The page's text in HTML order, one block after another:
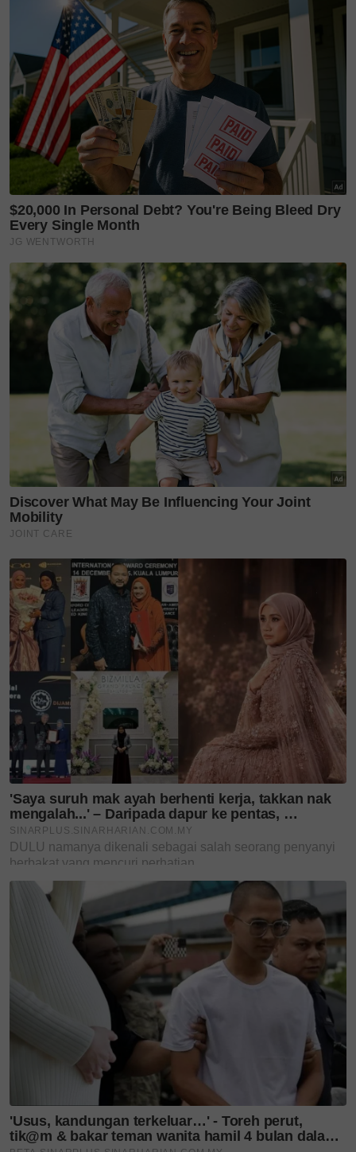
menjalankan operasi evakuasi di sekitar lokasi
kejadian.
Diharapkan tiada korban jiwa dalam insiden
tersebut.
Layari portal SinarPlus untuk info terkini dan bermanfaat!
Jangan lupa follow kami di Facebook,Instagram ,Threads
YouTube TikTok. Join grupTelegram kami
untuk info dan kisah penuh inspirasi
Jangan lupa dapatkan promosi istimewa
KUCING TOMKRAF
cawangan KK Super Mart terpilih di Shah Alam atau beli
secara online di platform
Shopee Karangkraf Mallsekarang
KM Gregorius Barcelona V
Sulawesi Utara
Teruskan membaca
Mahir IT, Pembaca Al-Quran
Terbaik World Muslimah
2013,...
Foto: Instagram
@lamineyamal
Bukan kebetulan! Dulu
dimandikan Messi masa
umur 5 bulan,...
‘Saya tak dapat sikat
rambutnya lagi’ – Tular
kongsi...
Suami taasub tutorial
bersalin YouTube, ibu maut
tumpah...